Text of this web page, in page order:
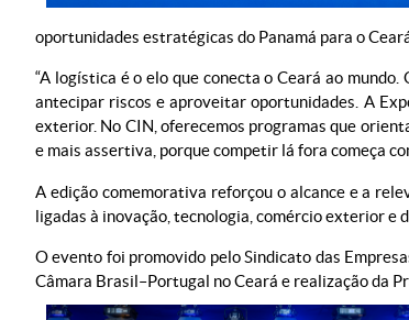
oportunidades estratégicas do Panamá para o
“A logística é o elo que conecta o Ceará ao
antecipar riscos e aproveitar oportunidades. A
exterior. No CIN, oferecemos programas que
e mais assertiva, porque competir lá fora começa
A edição comemorativa reforçou o alcance e a
ligadas à inovação, tecnologia, comércio exterior e
O evento foi promovido pelo Sindicato das
Câmara Brasil–Portugal no Ceará e realização da